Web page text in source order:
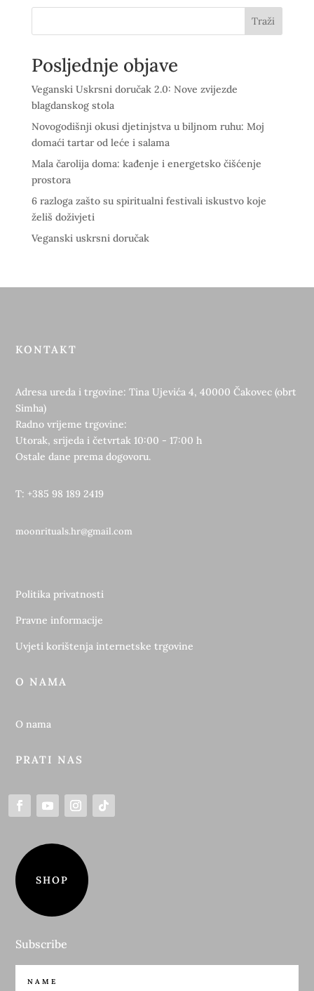
5,00 €
Traži
Posljednje objave
Veganski Uskrsni doručak 2.0: Nove zvijezde
blagdanskog stola
Novogodišnji okusi djetinjstva u biljnom ruhu: Moj
domaći tartar od leće i salama
Mala čarolija doma: kađenje i energetsko čišćenje
prostora
6 razloga zašto su spiritualni festivali iskustvo koje
želiš doživjeti
Veganski uskrsni doručak
KONTAKT
Adresa ureda i trgovine: Tina Ujevića 4, 40000 Čakovec (obrt
Simha)
Radno vrijeme trgovine:
Utorak, srijeda i četvrtak 10:00 - 17:00 h
Ostale dane prema dogovoru.
T: +385 98 189 2419
moonrituals.hr@gmail.com
Politika privatnosti
Pravne informacije
Uvjeti korištenja internetske trgovine
O NAMA
O nama
PRATI NAS
SHOP
Subscribe